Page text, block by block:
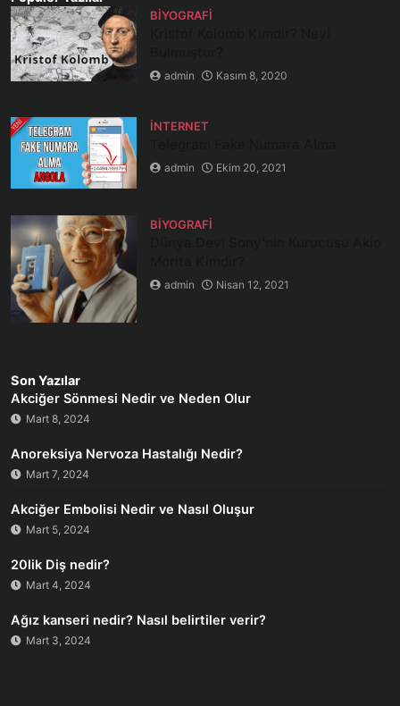
BIYOGRAFI
admin Kasım 8, 2020
İNTERNET
admin Ekim 20, 2021
BIYOGRAFI
admin Nisan 12, 2021
Son Yazılar
Akciğer Sönmesi Nedir ve Neden Olur
Mart 8, 2024
Anoreksiya Nervoza Hastalığı Nedir?
Mart 7, 2024
Akciğer Embolisi Nedir ve Nasıl Oluşur
Mart 5, 2024
20lik Diş nedir?
Mart 4, 2024
Ağız kanseri nedir? Nasıl belirtiler verir?
Mart 3, 2024